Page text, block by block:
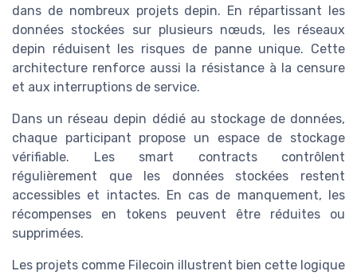
dans de nombreux projets depin. En répartissant les
données stockées sur plusieurs nœuds, les réseaux
depin réduisent les risques de panne unique. Cette
architecture renforce aussi la résistance à la censure
et aux interruptions de service.
Dans un réseau depin dédié au stockage de données,
chaque participant propose un espace de stockage
vérifiable. Les smart contracts contrôlent
régulièrement que les données stockées restent
accessibles et intactes. En cas de manquement, les
récompenses en tokens peuvent être réduites ou
supprimées.
Les projets comme Filecoin illustrent bien cette logique